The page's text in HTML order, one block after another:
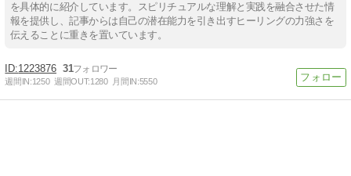
を具体的に紹介しています。スピリチュアルな理解と実践を融合させた情
報を提供し、記事からは自己の潜在能力を引き出すヒーリングの力強さを
伝えることに重きを置いています。
1223876 31
週間IN:1250 週間OUT:1280 月間IN:5550